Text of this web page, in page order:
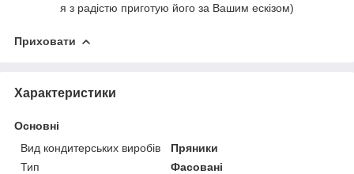
я з радістю приготую його за Вашим ескізом)
Приховати
Характеристики
Основні
Вид кондитерських виробів
Пряники
Тип
Фасовані